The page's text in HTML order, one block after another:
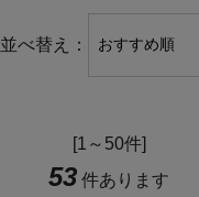
並べ替え：
[1～50件]
53 件あります